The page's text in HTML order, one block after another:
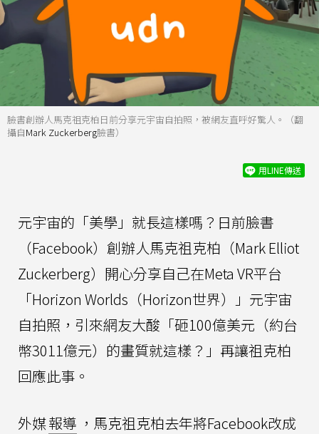
臉書創辦人馬克祖克柏日前分享元宇宙自拍照，被網友直呼好驚人。（翻
攝自Mark Zuckerberg臉書）
用LINE傳送
元宇宙的「美學」就長這樣嗎？日前臉書
（Facebook）創辦人馬克祖克柏（Mark Elliot
Zuckerberg）開心分享自己在Meta VR平台
「Horizon Worlds（Horizon世界）」元宇宙
自拍照，引來網友大酸「砸100億美元（約台
幣3011億元）的畫質就這樣？」再讓祖克柏
回應此事。
外媒報導 ，馬克祖克柏去年將Facebook改成